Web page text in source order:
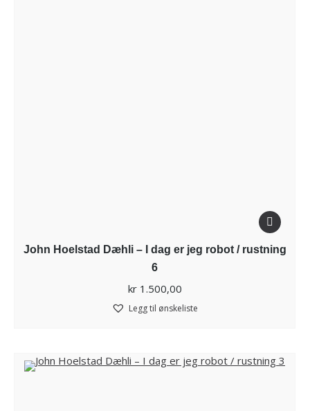
John Hoelstad Dæhli – I dag er jeg robot / rustning
6
kr1.500,00
Legg til ønskeliste